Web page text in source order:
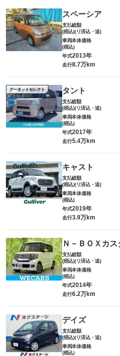
スペーシア
支払総額
(税込)(リ済込・追)
車両本体価格
(税込)
年式2013年
走行8.7万km
グーネットセレクト タント
支払総額
(税込)(リ済込・追)
車両本体価格
(税込)
年式2017年
走行5.4万km
キャスト
支払総額
(税込)(リ済込・追)
車両本体価格
(税込)
年式2019年
走行3.9万km
Ｎ－ＢＯＸカス
支払総額
(税込)(リ済込・追)
車両本体価格
(税込)
年式2014年
走行6.2万km
デイズ
支払総額
(税込)(リ済込・追)
車両本体価格
(税込)